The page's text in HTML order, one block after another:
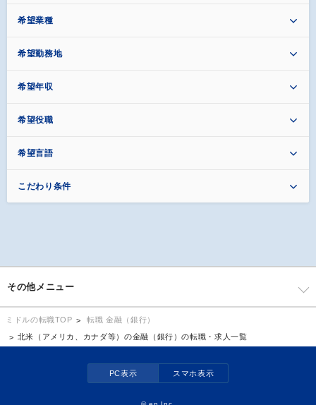
希望業種
希望勤務地
希望年収
希望役職
希望言語
こだわり条件
その他メニュー
ミドルの転職TOP
転職 金融（銀行）
北米（アメリカ、カナダ等）の金融（銀行）の転職・求人一覧
PC表示 スマホ表示